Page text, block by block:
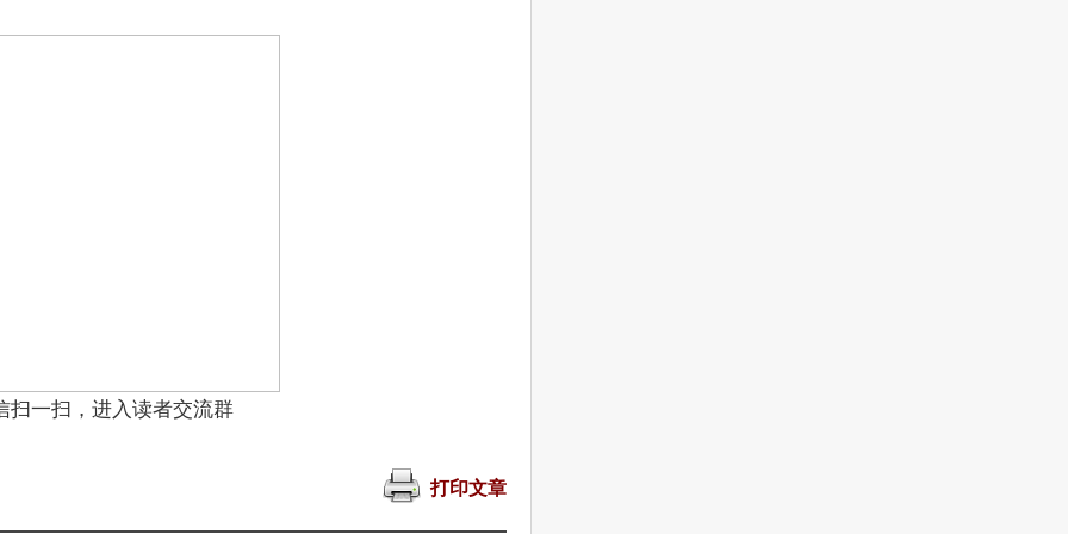
扫一扫，进入读者交流群
打印文章